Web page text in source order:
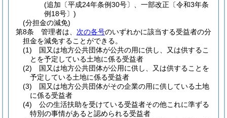
(追加〔平成24年条例30号〕、一部改正〔令和3年条
例18号〕)
(分担金の減免)
第8条
管理者は、 次の各号のいずれかに該当する受益者の分
担金を減免することができる。
(1)
国又は地方公共団体が公共の用に供し、又は供するこ
とを予定している土地に係る受益者
(2)
国又は地方公共団体が公用に供し、又は供することを
予定している土地に係る受益者
(3)
国又は地方公共団体がその企業の用に供している土地
に係る受益者
(4)
公の生活扶助を受けている受益者その他これに準ずる
特別の事情があると認められる受益者